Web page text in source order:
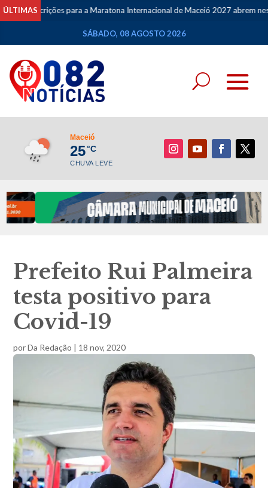
ÚLTIMASpara a Maratona Internacional de Maceió 2027 abrem nesta
SÁBADO, 08 AGOSTO 2026
Maceió
25°C
CHUVA LEVE
Prefeito Rui Palmeira
testa positivo para
Covid-19
porDa Redação | 18 nov, 2020